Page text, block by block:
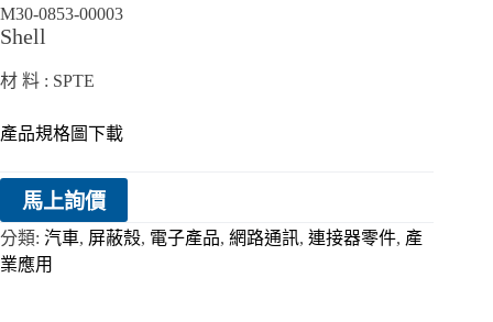
M30-0853-00003
Shell
材 料 : SPTE
產品規格圖下載
馬上詢價
分類: 汽車, 屏蔽殼, 電子產品, 網路通訊, 連接器零件, 產
業應用